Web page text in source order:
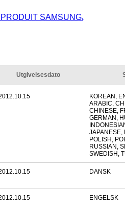
SAMSUNG,
Utgivelsesdato
KOREAN,
ARABIC,
CHINESE,
GERMAN,
JAPANESE,
POLISH,
RUSSIAN,
SWEDISH,
DANSK
ENGELSK